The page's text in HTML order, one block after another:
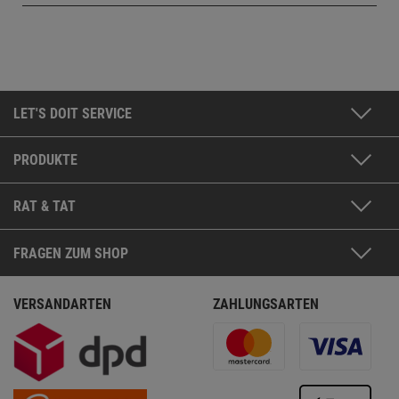
LET'S DOIT SERVICE
PRODUKTE
RAT & TAT
FRAGEN ZUM SHOP
VERSANDARTEN ZAHLUNGSARTEN